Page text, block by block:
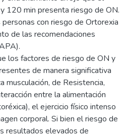
120 min presenta riesgo de ON.
con riesgo de Ortorexia
de las recomendaciones
los factores de riesgo de ON y
de manera significativa
musculación, de Resistencia,
entre la alimentación
el ejercicio físico intenso
corporal. Si bien el riesgo de
resultados elevados de